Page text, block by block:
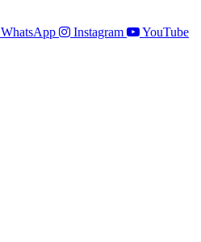
WhatsApp Instagram YouTube